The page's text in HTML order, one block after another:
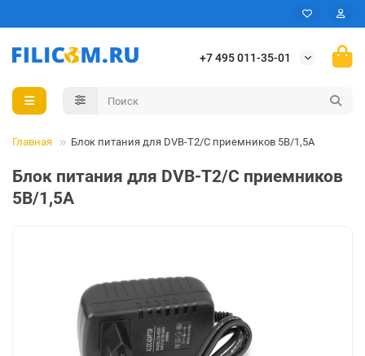
+7 495 011-35-01
Главная Блок питания для DVB-T2/C приемников 5В/1,5А
Блок питания для DVB-T2/C приемников
5В/1,5А